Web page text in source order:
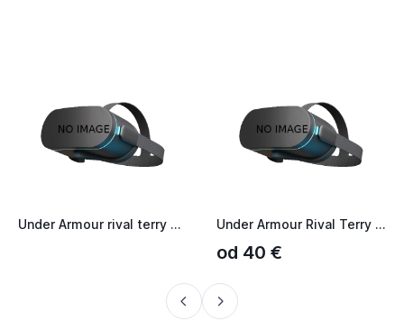
Under Armour rival terry graphic jogger 1379437-573 fialové Under Armour Rival Terry Hoodie
od 40 €